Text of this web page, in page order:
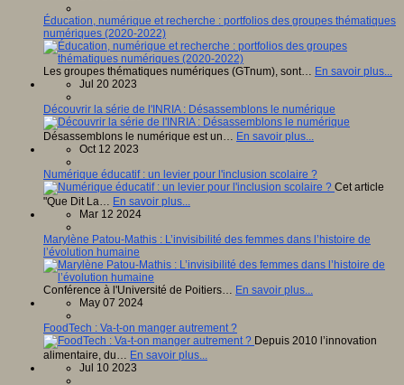
Éducation, numérique et recherche : portfolios des groupes thématiques
numériques (2020-2022)
Les groupes thématiques numériques (GTnum), sont… En savoir plus...
Jul 20 2023
Découvrir la série de l'INRIA : Désassemblons le numérique
Désassemblons le numérique est un… En savoir plus...
Oct 12 2023
Numérique éducatif : un levier pour l'inclusion scolaire ?
Cet article
"Que Dit La… En savoir plus...
Mar 12 2024
Marylène Patou-Mathis : L’invisibilité des femmes dans l’histoire de
l’évolution humaine
Conférence à l'Université de Poitiers… En savoir plus...
May 07 2024
FoodTech : Va-t-on manger autrement ?
Depuis 2010 l’innovation
alimentaire, du… En savoir plus...
Jul 10 2023